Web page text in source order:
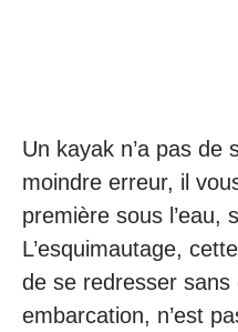
Un kayak n’a pas de
moindre erreur, il
première sous l’eau,
L’esquimautage,
de se redresser sans
embarcation, n’est